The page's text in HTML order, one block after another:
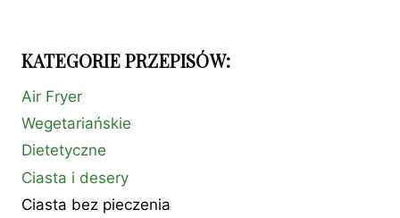
KATEGORIE PRZEPISÓW:
Air Fryer
Wegetariańskie
Dietetyczne
Ciasta i desery
Ciasta bez pieczenia